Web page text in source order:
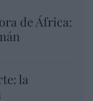
de África:
la